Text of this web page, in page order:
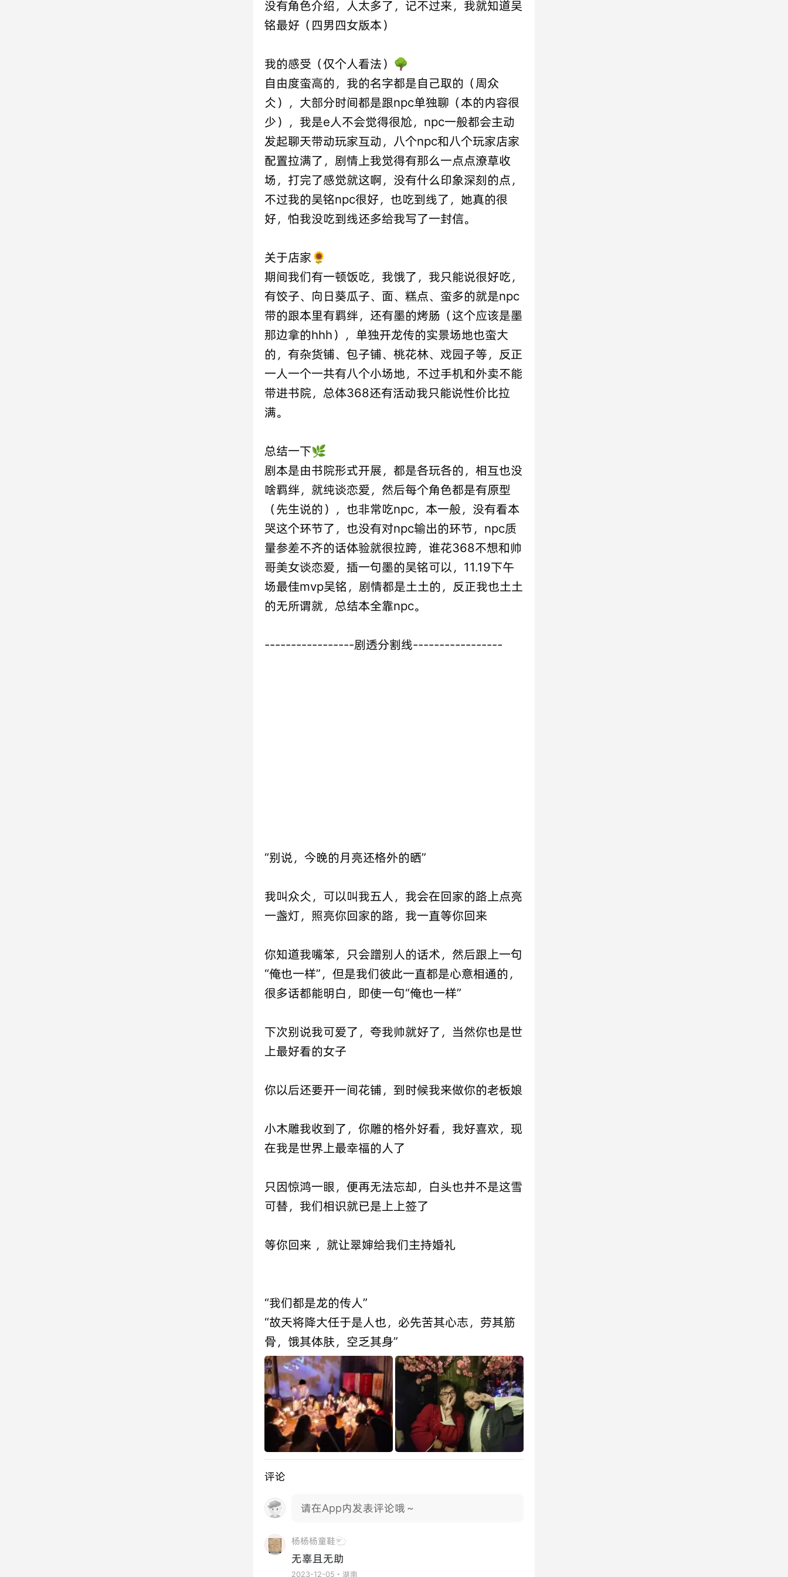
没有角色介绍，人太多了，记不过来，我就知道吴
铭最好（四男四女版本）
我的感受（仅个人看法）🌳
自由度蛮高的，我的名字都是自己取的（周众
仌），大部分时间都是跟npc单独聊（本的内容很
少），我是e人不会觉得很尬，npc一般都会主动
发起聊天带动玩家互动，八个npc和八个玩家店家
配置拉满了，剧情上我觉得有那么一点点潦草收
场，打完了感觉就这啊，没有什么印象深刻的点，
不过我的吴铭npc很好，也吃到线了，她真的很
好，怕我没吃到线还多给我写了一封信。
关于店家🌻
期间我们有一顿饭吃，我饿了，我只能说很好吃，
有饺子、向日葵瓜子、面、糕点、蛮多的就是npc
带的跟本里有羁绊，还有墨的烤肠（这个应该是墨
那边拿的hhh），单独开龙传的实景场地也蛮大
的，有杂货铺、包子铺、桃花林、戏园子等，反正
一人一个一共有八个小场地，不过手机和外卖不能
带进书院，总体368还有活动我只能说性价比拉
满。
总结一下🌿
剧本是由书院形式开展，都是各玩各的，相互也没
啥羁绊，就纯谈恋爱，然后每个角色都是有原型
（先生说的），也非常吃npc，本一般，没有看本
哭这个环节了，也没有对npc输出的环节，npc质
量参差不齐的话体验就很拉跨，谁花368不想和帅
哥美女谈恋爱，插一句墨的吴铭可以，11.19下午
场最佳mvp吴铭，剧情都是土土的，反正我也土土
的无所谓就，总结本全靠npc。
-----------------剧透分割线-----------------
“别说，今晚的月亮还格外的晒”
我叫众仌，可以叫我五人，我会在回家的路上点亮
一盏灯，照亮你回家的路，我一直等你回来
你知道我嘴笨，只会蹭别人的话术，然后跟上一句
“俺也一样”，但是我们彼此一直都是心意相通的，
很多话都能明白，即使一句“俺也一样”
下次别说我可爱了，夸我帅就好了，当然你也是世
上最好看的女子
你以后还要开一间花铺，到时候我来做你的老板娘
小木雕我收到了，你雕的格外好看，我好喜欢，现
在我是世界上最幸福的人了
只因惊鸿一眼，便再无法忘却，白头也并不是这雪
可替，我们相识就已是上上签了
等你回来 ，就让翠婶给我们主持婚礼
“我们都是龙的传人”
“故天将降大任于是人也，必先苦其心志，劳其筋
骨，饿其体肤，空乏其身”
评论
请在App内发表评论哦～
杨杨杨童鞋🐑
无辜且无助
2023-12-05・湖南